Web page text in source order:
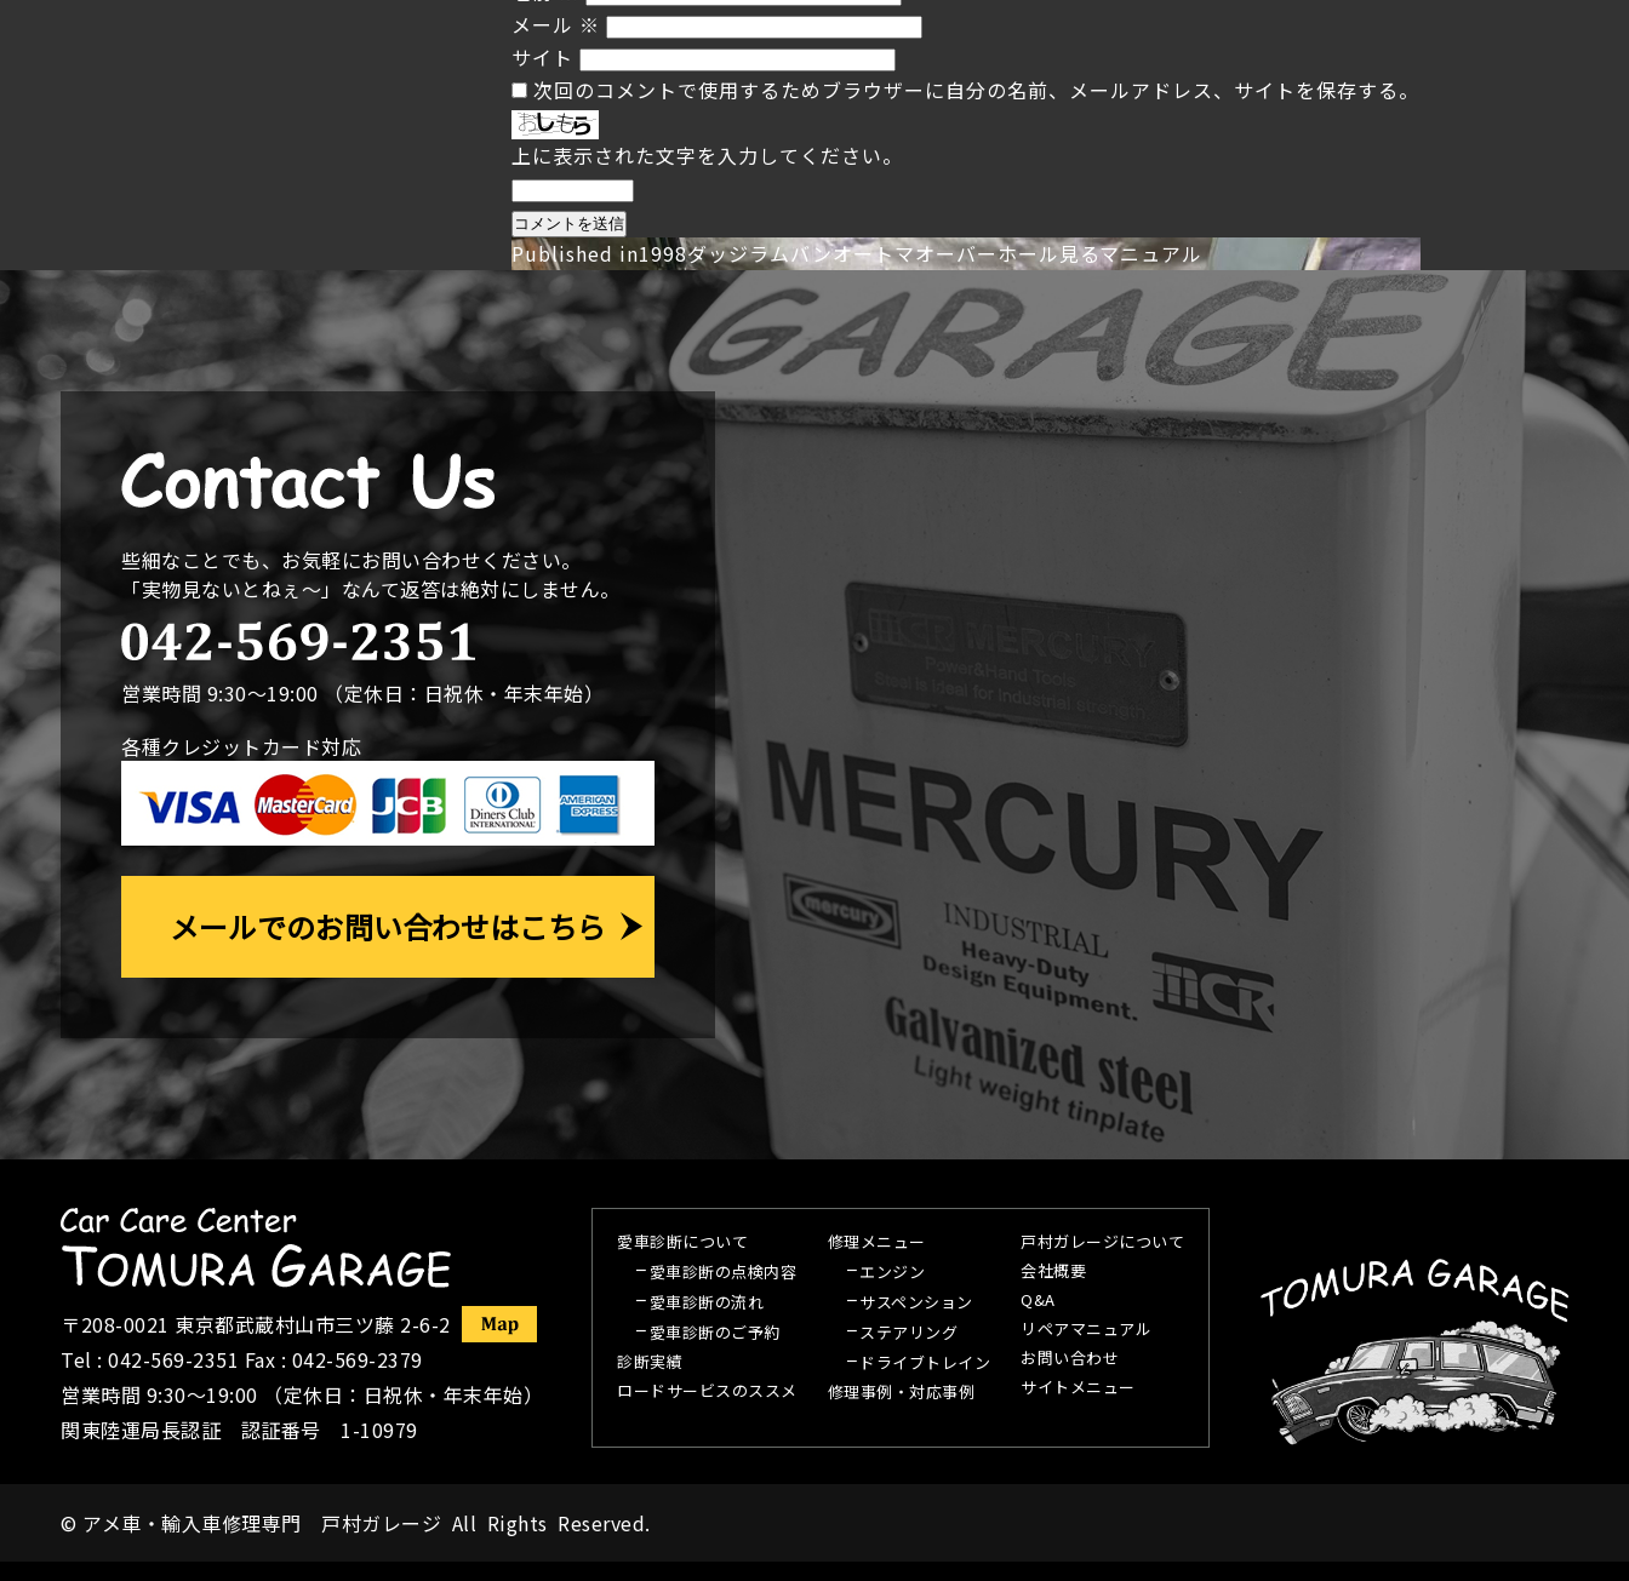
メール ※
サイト
次回のコメントで使用するためブラウザーに自分の名前、メールアドレス、サイトを保存する。
上に表示された文字を入力してください。
投
稿
ナ
ビ
ー
シ
ョ
ン
Published in1998ダッジラムバンオートマオーバーホール見るマニュアル
些細なことでも、お気軽にお問い合わせください。
「実物見ないとねぇ〜」なんて返答は絶対にしません。
営業時間 9:30〜19:00 （定休日：日祝休・年末年始）
各種クレジットカード対応
メールでのお問い合わせはこちら
〒208-0021 東京都武蔵村山市三ツ藤 2-6-2
Tel : 042-569-2351 Fax : 042-569-2379
営業時間 9:30〜19:00 （定休日：日祝休・年末年始）
関東陸運局長認証 認証番号 1-10979
愛車診断について
愛車診断の点検内容
愛車診断の流れ
愛車診断のご予約
診断実績
ロードサービスのススメ
修理メニュー
エンジン
サスペンション
ステアリング
ドライブトレイン
修理事例・対応事例
戸村ガレージについて
会社概要
Q&A
リペアマニュアル
お問い合わせ
サイトメニュー
© アメ車・輸入車修理専門 戸村ガレージ All Rights Reserved.